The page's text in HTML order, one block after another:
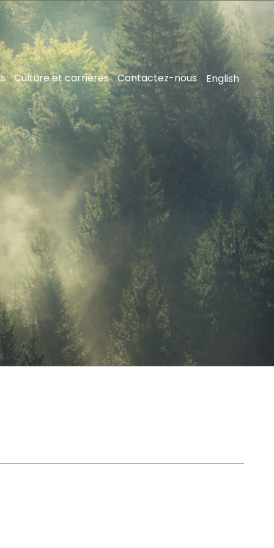
Culture et carrières Contactez-nous English